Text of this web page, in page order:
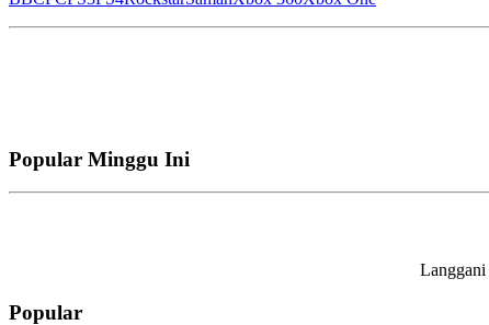
Popular Minggu Ini
Langgani
Popular